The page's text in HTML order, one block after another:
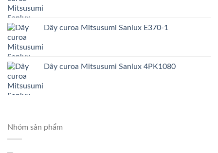
Dây curoa Mitsusumi Sanlux E370-1
Dây curoa Mitsusumi Sanlux 4PK1080
Nhóm sản phẩm